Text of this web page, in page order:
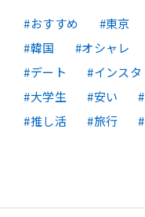
おすすめ 東京
韓国
オシャレ
デート
インスタ
大学生
安い
推し活
旅行